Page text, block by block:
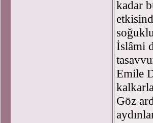
kadar
İslâmi
Emile
Göz